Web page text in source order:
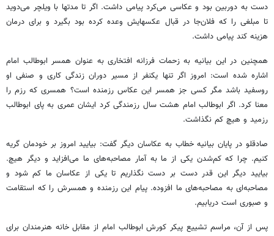
دست به دوربین بود و عکاسی می‌کرد پیامی داشت. اگر تا مدتها با ویلچر می‌دوید
تا مبلغی را که فلان‌جا در قبال عکسهایش وعده کرده بود بگیرد و برای درمان
هزینه کند پیامی داشت.
همچنین در این بیانیه به زحمات فرزانه افتخاری به عنوان همسر ابوطالب امام
اشاره شده است: امروز اگر تنها یکنفر از مسیر دوران زندگی کاری و صنفی او
روسفید باشد مگر کسی جز همسر این عکاس رزمنده است؟ همسری که رزم را
معنا کرد. اگر ابوطالب امام هشت سال رزمندگی کرد ایشان عمری به پای ابوطالب
رزمید و هیچ کم نگذاشت.
صادقلو در پایان بیانیه خطاب به عکاسان دیگر گفت: بیایید امروز بر خودمان گریه
کنیم. چرا که کم‌شدن یکی از ما به آمار مصاحبه‌های ما می‌افزاید و دیگر هیچ.
بیایید دیگر این قدر دست بر دست نگذاریم تا یکی از عکاسان ما کم شود و
مصاحبه‌ای به مصاحبه‌های ما افزوده. پیام این رزمنده و همسرش را که استقامت
و صبوری است دریابیم.
پس از آن، مراسم تشییع پیکر کورش ابوطالب امام از مقابل خانه هنرمندان برای